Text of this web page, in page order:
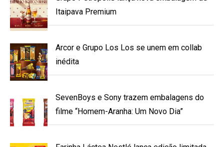
Itaipava Premium
Arcor e Grupo Los Los se unem em collab
inédita
SevenBoys e Sony trazem embalagens do
filme “Homem-Aranha: Um Novo Dia”